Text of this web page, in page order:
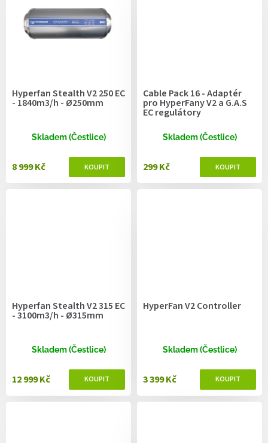
Hyperfan Stealth V2 250 EC
- 1840m3/h - Ø250mm
Skladem (Čestlice)
8 999 Kč
Cable Pack 16 - Adaptér
pro HyperFany V2 a G.A.S
EC regulátory
Skladem (Čestlice)
299 Kč
Hyperfan Stealth V2 315 EC
- 3100m3/h - Ø315mm
Skladem (Čestlice)
12 999 Kč
HyperFan V2 Controller
Skladem (Čestlice)
3 399 Kč